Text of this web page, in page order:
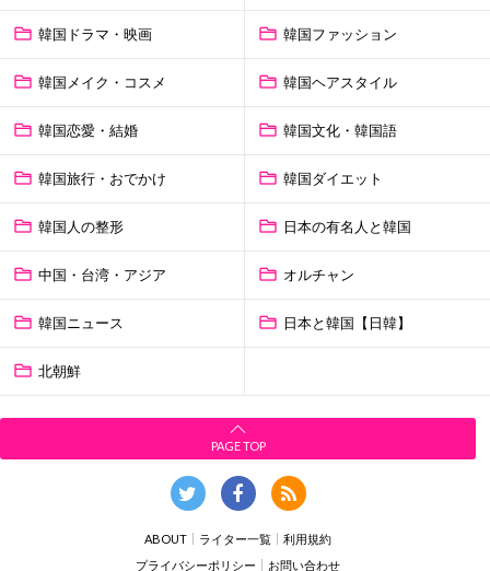
韓国ドラマ・映画 韓国ファッション
韓国メイク・コスメ 韓国ヘアスタイル
韓国恋愛・結婚 韓国文化・韓国語
韓国旅行・おでかけ 韓国ダイエット
韓国人の整形 日本の有名人と韓国
中国・台湾・アジア オルチャン
韓国ニュース 日本と韓国【日韓】
北朝鮮
PAGE TOP
ABOUT ライター一覧
利用規約
プライバシーポリシー
お問い合わせ